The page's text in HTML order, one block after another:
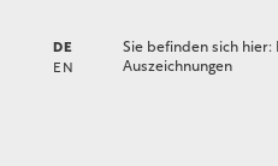
DE
EN
Sie befinden sich hier:
Auszeichnungen